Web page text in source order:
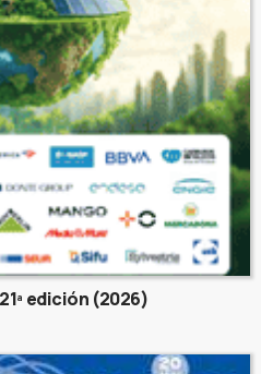
edición (2026)